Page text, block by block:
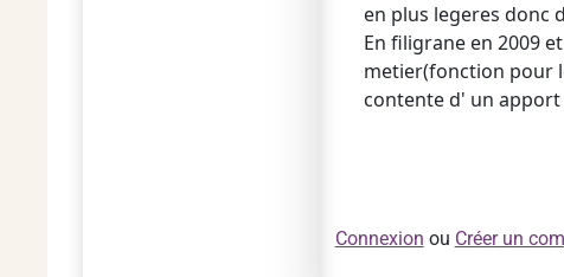
en plus legeres donc
En filigrane en 2009
metier(fonction pour
contente d' un apport
Connexion ou Créer un